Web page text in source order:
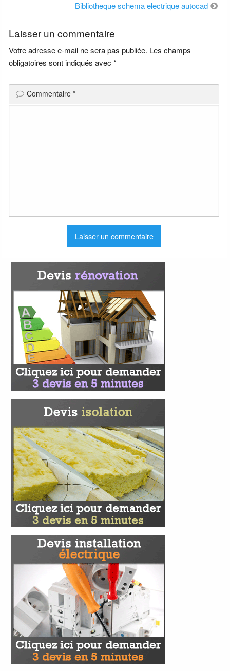
Bibliotheque schema electrique autocad
Laisser un commentaire
Votre adresse e-mail ne sera pas publiée. Les champs
obligatoires sont indiqués avec*
Commentaire*